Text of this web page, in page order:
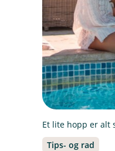
Et lite hopp er alt
Tips- og rad